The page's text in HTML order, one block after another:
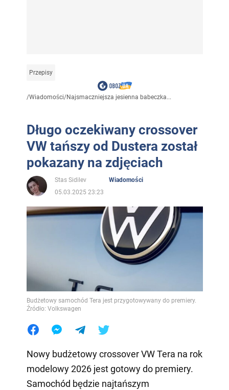
Przepisy
/Wiadomości/Najsmaczniejsza jesienna babeczka...
Długo oczekiwany crossover
VW tańszy od Dustera został
pokazany na zdjęciach
Stas Sidilev
Wiadomości
05.03.2025 23:23
Budżetowy samochód Tera jest przygotowywany do premiery.
Źródło: Volkswagen
Nowy budżetowy crossover VW Tera na rok
modelowy 2026 jest gotowy do premiery.
Samochód będzie najtańszym